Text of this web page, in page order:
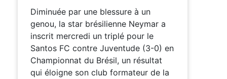
Diminuée par une blessure à un
genou, la star brésilienne Neymar a
inscrit mercredi un triplé pour le
Santos FC contre Juventude (3-0) en
Championnat du Brésil, un résultat
qui éloigne son club formateur de la